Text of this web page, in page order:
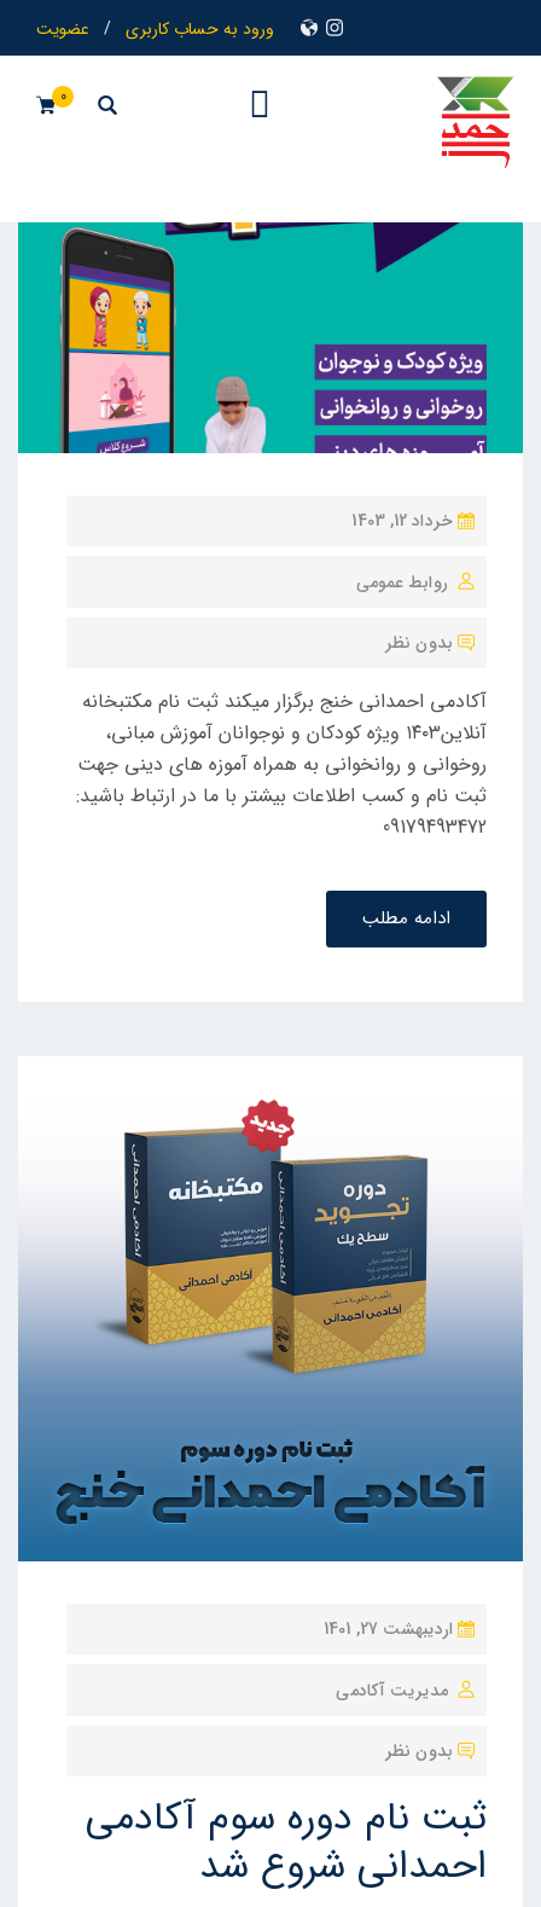
ورود به حساب کاربری / عضویت
0
ن
ش
ه
ه
د
ر
خرداد 12, 1403
روابط عمومی
بدون نظر
آکادمی احمدانی خنج برگزار میکند ثبت نام مکتبخانه
آنلاین۱۴۰۳ ویژه کودکان و نوجوانان آموزش مبانی،
روخوانی و روانخوانی به همراه آموزه های دینی جهت
ثبت نام و کسب اطلاعات بیشتر با ما در ارتباط باشید:
09179493472
ادامه مطلب
ن
ش
ه
د
ه
اردیبهشت 27, 1401
مدیریت آکادمی
بدون نظر
ثبت نام دوره سوم آکادمی
احمدانی شروع شد